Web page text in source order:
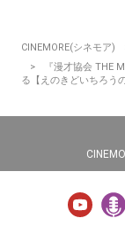
CINEMORE(シネモア)
『漫才協会 THE
る【えのきどいちろう